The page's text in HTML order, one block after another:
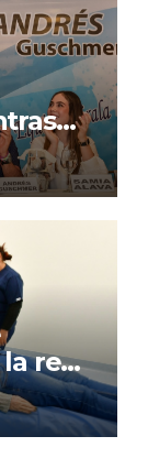
red